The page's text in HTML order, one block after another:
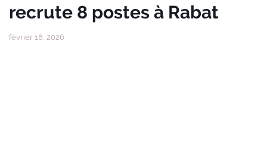
recrute 8 postes à Rabat
février 18, 2026